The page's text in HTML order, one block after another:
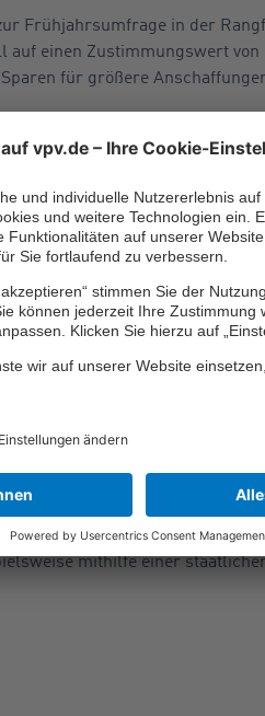
Frühjahrsumfrage in der
auf einen Zustimmungswert
für größere
behauptete mit
folgt die Kapitalanlage mit 33
und „Ausbildung der
genannt.
laut Finanzexperten
mit welchen gesetzlichen
kann diesbezüglich
bietet die
Spielraum für eine Vorsorge
mithilfe einer